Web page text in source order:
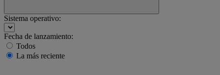
Sistema operativo:
Fecha de lanzamiento:
Todos
La más reciente